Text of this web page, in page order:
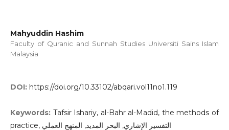
Mahyuddin Hashim
Faculty of Quranic and Sunnah Studies Universiti Sains Islam
Malaysia
DOI: https://doi.org/10.33102/abqari.vol11no1.119
Keywords: Tafsir Ishariy, al-Bahr al-Madid, the methods of
practice, التفسير الإشاري, البحر المديد, المنهج العملي